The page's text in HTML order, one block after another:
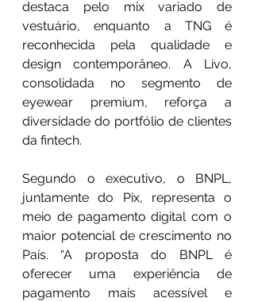
destaca pelo mix variado de
vestuário, enquanto a TNG é
reconhecida pela qualidade e
design contemporâneo. A Livo,
consolidada no segmento de
eyewear premium, reforça a
diversidade do portfólio de clientes
da fintech.
Segundo o executivo, o BNPL,
juntamente do Pix, representa o
meio de pagamento digital com o
maior potencial de crescimento no
País. “A proposta do BNPL é
oferecer uma experiência de
pagamento mais acessível e